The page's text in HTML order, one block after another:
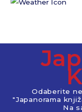
Odaberite
"Japanorama
Na